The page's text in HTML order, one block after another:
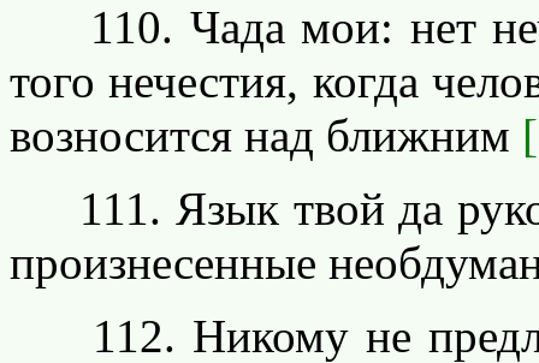
110. Чада мои: нет
того нечестия, когда
возносится над ближним
111. Язык твой да
произнесенные
112. Никому не